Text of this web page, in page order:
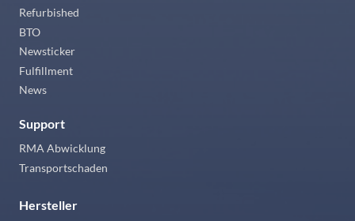
Refurbished
BTO
Newsticker
Fulfillment
News
Support
RMA Abwicklung
Transportschaden
Hersteller